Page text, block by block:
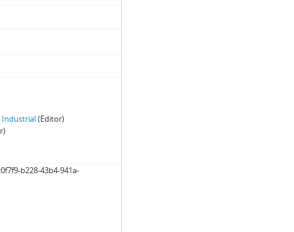
Industrial(Editor)
b228-43b4-941a-